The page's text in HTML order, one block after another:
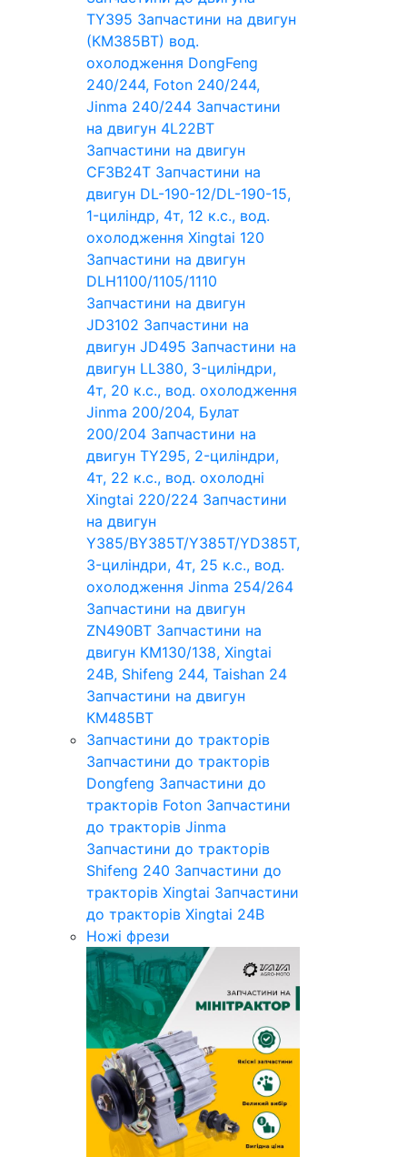
TY395 Запчастини на двигун
(КМ385ВТ) вод.
охолодження DongFeng
240/244, Foton 240/244,
Jinma 240/244 Запчастини
на двигун 4L22BT
Запчастини на двигун
CF3B24T Запчастини на
двигун DL-190-12/DL-190-15,
1-циліндр, 4т, 12 к.с., вод.
охолодження Xingtai 120
Запчастини на двигун
DLH1100/1105/1110
Запчастини на двигун
JD3102 Запчастини на
двигун JD495 Запчастини на
двигун LL380, 3-циліндри,
4т, 20 к.с., вод. охолодження
Jinma 200/204, Булат
200/204 Запчастини на
двигун TY295, 2-циліндри,
4т, 22 к.с., вод. охолодні
Xingtai 220/224 Запчастини
на двигун
Y385/BY385T/Y385T/YD385T,
3-циліндри, 4т, 25 к.с., вод.
охолодження Jinma 254/264
Запчастини на двигун
ZN490BT Запчастини на
двигун КМ130/138, Xingtai
24B, Shifeng 244, Taishan 24
Запчастини на двигун
КМ485ВТ
Запчастини до тракторів
Запчастини до тракторів
Dongfeng Запчастини до
тракторів Foton Запчастини
до тракторів Jinma
Запчастини до тракторів
Shifeng 240 Запчастини до
тракторів Xingtai Запчастини
до тракторів Xingtai 24B
Ножі фрези